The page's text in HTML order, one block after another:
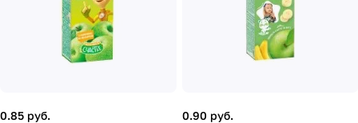
0.85 руб. 0.90 руб.